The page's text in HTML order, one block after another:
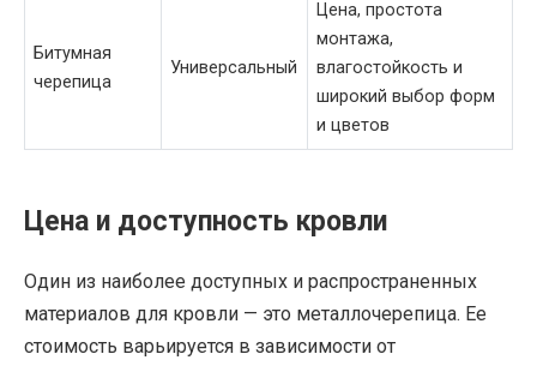
Битумная
черепица
Универсальный
Цена, простота
монтажа,
влагостойкость и
широкий выбор форм
и цветов
Цена и доступность кровли
Один из наиболее доступных и распространенных
материалов для кровли — это металлочерепица. Ее
стоимость варьируется в зависимости от